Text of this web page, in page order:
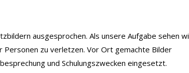
ausgesprochen. Als unsere Aufgabe sehen
zu verletzen. Vor Ort gemachte Bilder
und Schulungszwecken eingesetzt.